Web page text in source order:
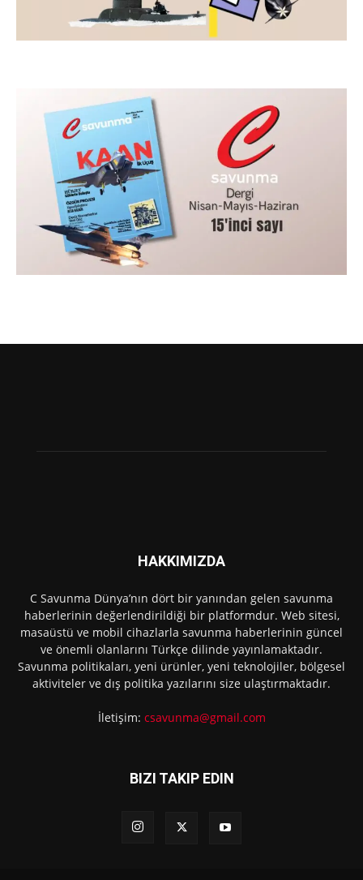
HAKKIMIZDA
C Savunma Dünya’nın dört bir yanından gelen savunma
haberlerinin değerlendirildiği bir platformdur. Web sitesi,
masaüstü ve mobil cihazlarla savunma haberlerinin güncel
ve önemli olanlarını Türkçe dilinde yayınlamaktadır.
Savunma politikaları, yeni ürünler, yeni teknolojiler, bölgesel
aktiviteler ve dış politika yazılarını size ulaştırmaktadır.
İletişim: csavunma@gmail.com
BIZI TAKIP EDIN